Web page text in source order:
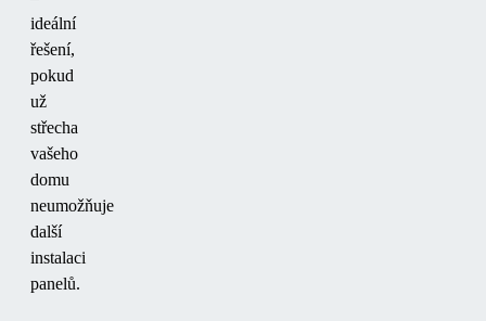
ideální
řešení,
pokud
už
střecha
vašeho
domu
neumožňuje
další
instalaci
panelů.